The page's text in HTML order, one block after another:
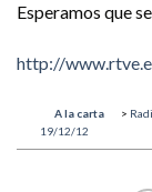
Esperamos que
http://
A la carta >
19/12/12